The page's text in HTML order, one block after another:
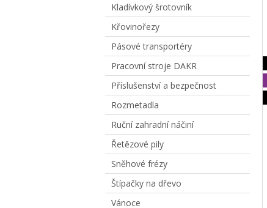
Kladívkový šrotovník
Křovinořezy
Pásové transportéry
Pracovní stroje DAKR
Příslušenství a bezpečnost
Rozmetadla
Ruční zahradní náčiní
Řetězové pily
Sněhové frézy
Štípačky na dřevo
Vánoce